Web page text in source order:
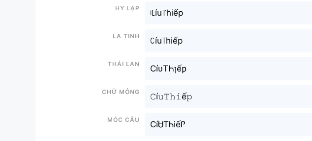
Hy lạp
ꏸíu꓅hiếp
La tinh
ꉔíu꓄hiếp
Thái lan
CíυTҺɿếƿ
Chữ mỏng
𝙲í𝚞𝚃𝚑𝚒ế𝚙
Móc câu
CíᏌTᏂiếᎵ